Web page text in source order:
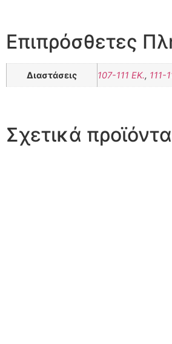
Επιπρόσθετες
Διαστάσεις 107-111 ΕΚ., 111-
Σχετικά προϊόντα